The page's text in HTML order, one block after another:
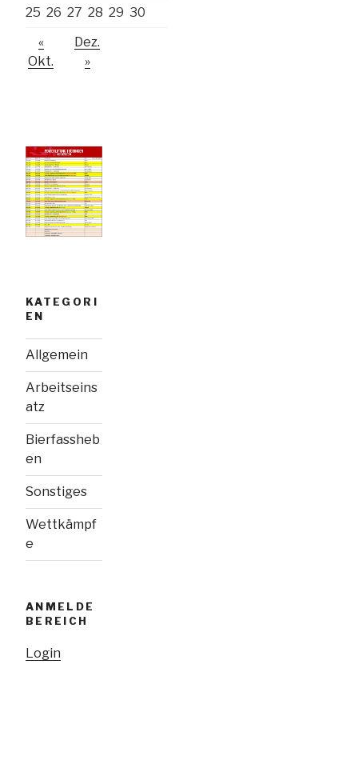
25 26 27 28 29 30
«
Okt.
Dez.
»
KATEGORI
EN
Allgemein
Arbeitseins
atz
Bierfassheb
en
Sonstiges
Wettkämpf
e
ANMELDE
BEREICH
Login